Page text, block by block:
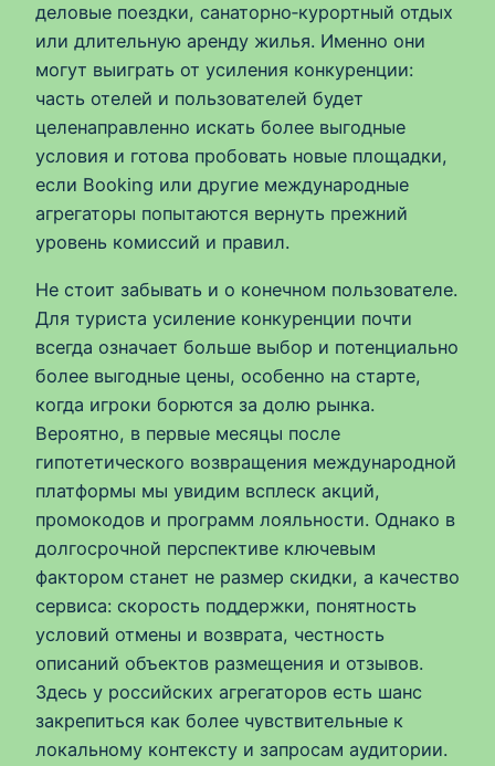
деловые поездки, санаторно‑курортный отдых
или длительную аренду жилья. Именно они
могут выиграть от усиления конкуренции:
часть отелей и пользователей будет
целенаправленно искать более выгодные
условия и готова пробовать новые площадки,
если Booking или другие международные
агрегаторы попытаются вернуть прежний
уровень комиссий и правил.
Не стоит забывать и о конечном пользователе.
Для туриста усиление конкуренции почти
всегда означает больше выбор и потенциально
более выгодные цены, особенно на старте,
когда игроки борются за долю рынка.
Вероятно, в первые месяцы после
гипотетического возвращения международной
платформы мы увидим всплеск акций,
промокодов и программ лояльности. Однако в
долгосрочной перспективе ключевым
фактором станет не размер скидки, а качество
сервиса: скорость поддержки, понятность
условий отмены и возврата, честность
описаний объектов размещения и отзывов.
Здесь у российских агрегаторов есть шанс
закрепиться как более чувствительные к
локальному контексту и запросам аудитории.